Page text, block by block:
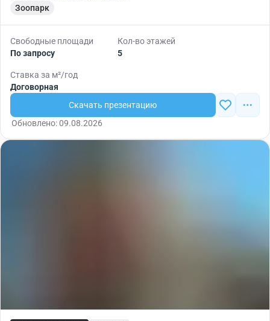
Зоопарк
Свободные площади
По запросу
Кол-во этажей
5
Ставка за м²/год
Договорная
Скачать презентацию
Обновлено: 09.08.2026